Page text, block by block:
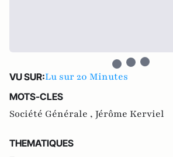
VU SUR:Lu sur 20 Minutes
MOTS-CLES
Société Générale , Jérôme Kerviel
THEMATIQUES